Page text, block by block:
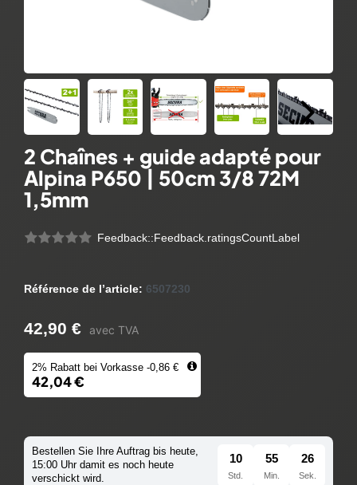
2 Chaînes + guide adapté pour
Alpina P650 | 50cm 3/8 72M
1,5mm
Feedback::Feedback.ratingsCountLabel
Référence de l’article: 6507230
42,90 € avec TVA
2% Rabatt bei Vorkasse -0,86 €
42,04 €
Bestellen Sie Ihre Auftrag bis heute,
15:00 Uhr damit es noch heute
verschickt wird.
10
Std.
55
Min.
26
Sek.